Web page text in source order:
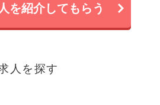
を紹介してもらう
人を探す